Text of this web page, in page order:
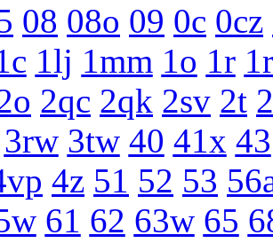
08 08o 09 0c 0cz
1lj 1mm 1o 1r
2qc 2qk 2sv 2t
3rw 3tw 40 41x 43
4z 51 52 53
61 62 63w 65